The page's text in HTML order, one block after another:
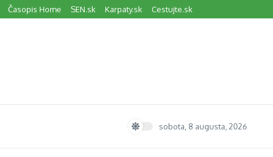
Časopis Home SEN.sk Karpaty.sk Cestujte.sk
sobota, 8 augusta, 2026